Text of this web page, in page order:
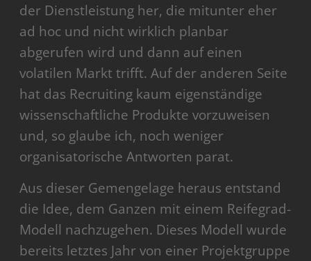
der Dienstleistung her, die mitunter eher
ad hoc und nicht wirklich planbar
abgerufen wird und dann auf einen
volatilen Markt trifft. Auf der anderen Seite
hat das Recruiting kaum eigenständige
wissenschaftliche Produkte vorzuweisen
und, so glaube ich, noch weniger
organisatorische Antworten parat.
Aus dieser Gemengelage heraus entstand
die Idee, dem Ganzen mit einem Reifegrad-
Modell nachzugehen. Dieses Modell wurde
bereits letztes Jahr von einer Projektgruppe